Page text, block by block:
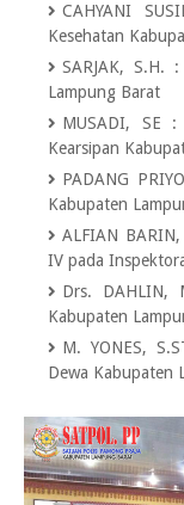
CAHYANI
Kesehatan
SARJAK, S.H.
:
Lampung Barat
MUSADI, SE
:
Kearsipan
PADANG
Kabupaten
ALFIAN
IV pada
Drs. DAHLIN,
Kabupaten
M. YONES,
Dewa Kabupaten